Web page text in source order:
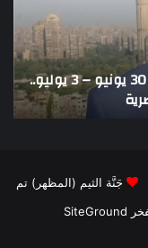
اللواء دكتور راضي عبدالمعطي يكتب: 30 يونيو – 3 يوليو..
جَنَّة الثيم (المظهر) تم
SiteGround